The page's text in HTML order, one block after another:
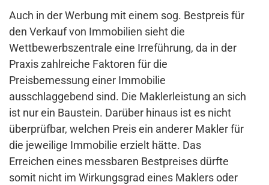
Auch in der Werbung mit einem sog. Bestpreis für
den Verkauf von Immobilien sieht die
Wettbewerbszentrale eine Irreführung, da in der
Praxis zahlreiche Faktoren für die
Preisbemessung einer Immobilie
ausschlaggebend sind. Die Maklerleistung an sich
ist nur ein Baustein. Darüber hinaus ist es nicht
überprüfbar, welchen Preis ein anderer Makler für
die jeweilige Immobilie erzielt hätte. Das
Erreichen eines messbaren Bestpreises dürfte
somit nicht im Wirkungsgrad eines Maklers oder